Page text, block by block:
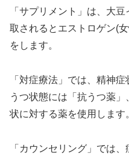
「サプリメント」は、大
取されるとエストロゲン(
をします。
「対症療法」では、精神
うつ状態には「抗うつ薬
状に対する薬を使用します
「カウンセリング」では